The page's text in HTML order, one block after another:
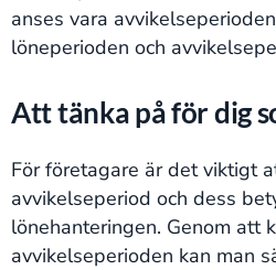
anses vara
löneperioden och
Att tänka på för dig
För företagare är det viktigt
avvikelseperiod och dess
lönehanteringen. Genom att
avvikelseperioden kan man